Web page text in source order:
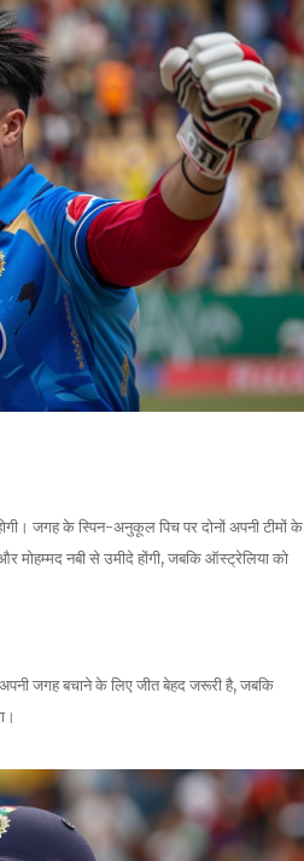
जगह के स्पिन-अनुकूल पिच पर दोनों अपनी टीमों के
मोहम्मद नबी से उमीदे होंगी, जबकि ऑस्ट्रेलिया को
जगह बचाने के लिए जीत बेहद जरूरी है, जबकि